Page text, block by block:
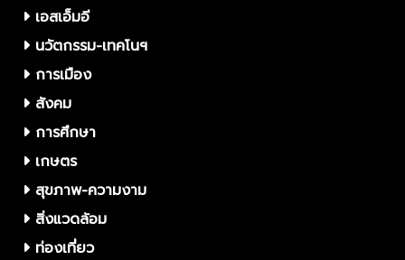
เอสเอ็มอี
นวัตกรรม-เทคโนฯ
การเมือง
สังคม
การศึกษา
เกษตร
สุขภาพ-ความงาม
สิ่งแวดล้อม
ท่องเที่ยว